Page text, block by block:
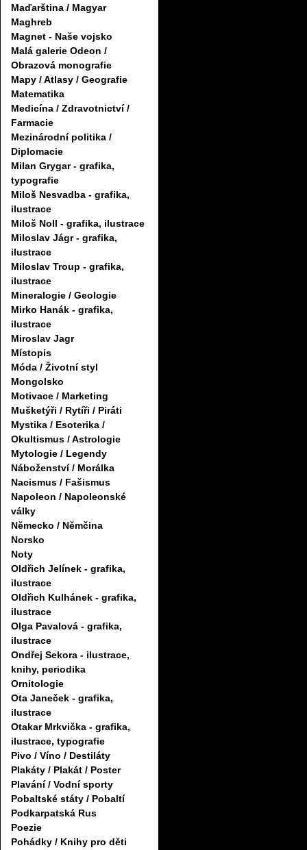
Maďarština / Magyar
Maghreb
Magnet - Naše vojsko
Malá galerie Odeon /
Obrazová monografie
Mapy / Atlasy / Geografie
Matematika
Medicína / Zdravotnictví /
Farmacie
Mezinárodní politika /
Diplomacie
Milan Grygar - grafika,
typografie
Miloš Nesvadba - grafika,
ilustrace
Miloš Noll - grafika, ilustrace
Miloslav Jágr - grafika,
ilustrace
Miloslav Troup - grafika,
ilustrace
Mineralogie / Geologie
Mirko Hanák - grafika,
ilustrace
Miroslav Jagr
Místopis
Móda / Životní styl
Mongolsko
Motivace / Marketing
Mušketýři / Rytíři / Piráti
Mystika / Esoterika /
Okultismus / Astrologie
Mytologie / Legendy
Náboženství / Morálka
Nacismus / Fašismus
Napoleon / Napoleonské
války
Německo / Němčina
Norsko
Noty
Oldřich Jelínek - grafika,
ilustrace
Oldřich Kulhánek - grafika,
ilustrace
Olga Pavalová - grafika,
ilustrace
Ondřej Sekora - ilustrace,
knihy, periodika
Ornitologie
Ota Janeček - grafika,
ilustrace
Otakar Mrkvička - grafika,
ilustrace, typografie
Pivo / Víno / Destiláty
Plakáty / Plakát / Poster
Plavání / Vodní sporty
Pobaltské státy / Pobaltí
Podkarpatská Rus
Poezie
Pohádky / Knihy pro děti